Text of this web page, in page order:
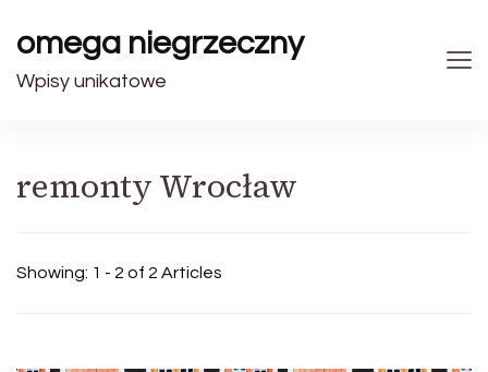
omega niegrzeczny
Wpisy unikatowe
remonty Wrocław
Showing: 1 - 2 of 2 Articles